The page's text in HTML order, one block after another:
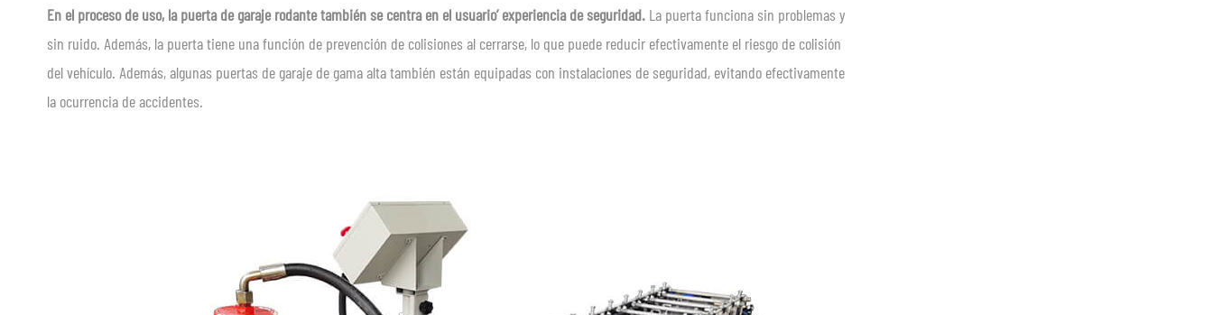
En el proceso de uso, la puerta de garaje rodante también se centra en el usuario’ experiencia de seguridad. La puerta funciona sin problemas y
sin ruido. Además, la puerta tiene una función de prevención de colisiones al cerrarse, lo que puede reducir efectivamente el riesgo de colisión
del vehículo. Además, algunas puertas de garaje de gama alta también están equipadas con instalaciones de seguridad, evitando efectivamente
la ocurrencia de accidentes.